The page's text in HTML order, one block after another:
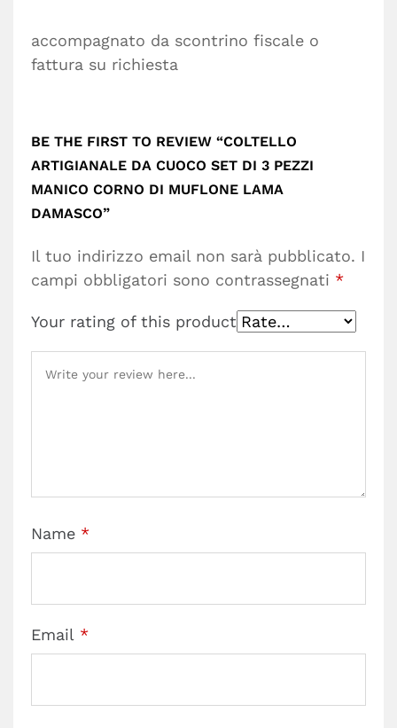
accompagnato da scontrino fiscale o
fattura su richiesta
BE THE FIRST TO REVIEW “COLTELLO
ARTIGIANALE DA CUOCO SET DI 3 PEZZI
MANICO CORNO DI MUFLONE LAMA
DAMASCO”
Il tuo indirizzo email non sarà pubblicato. I
campi obbligatori sono contrassegnati *
Your rating of this product
Name *
Email *